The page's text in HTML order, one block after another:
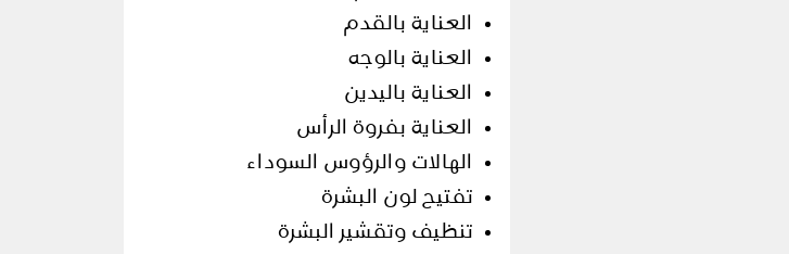
العناية بالقدم
العناية بالوجه
العناية باليدين
العناية بفروة الرأس
الهالات والرؤوس السوداء
تفتيح لون البشرة
تنظيف وتقشير البشرة